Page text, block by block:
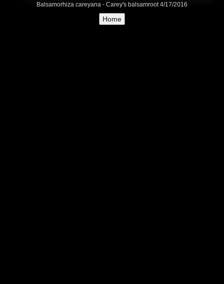
Balsamorhiza careyana - Carey's balsamroot 4/17/2016